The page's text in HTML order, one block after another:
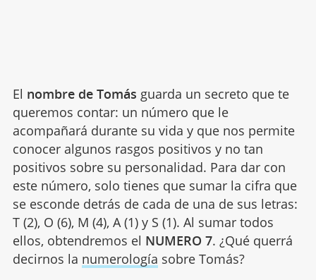
El nombre de Tomás guarda un secreto que te
queremos contar: un número que le
acompañará durante su vida y que nos permite
conocer algunos rasgos positivos y no tan
positivos sobre su personalidad. Para dar con
este número, solo tienes que sumar la cifra que
se esconde detrás de cada de una de sus letras:
T (2), O (6), M (4), A (1) y S (1). Al sumar todos
ellos, obtendremos el NUMERO 7. ¿Qué querrá
decirnos la numerología sobre Tomás?